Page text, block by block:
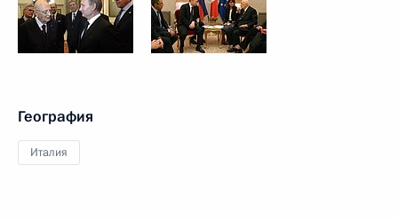
География
Италия